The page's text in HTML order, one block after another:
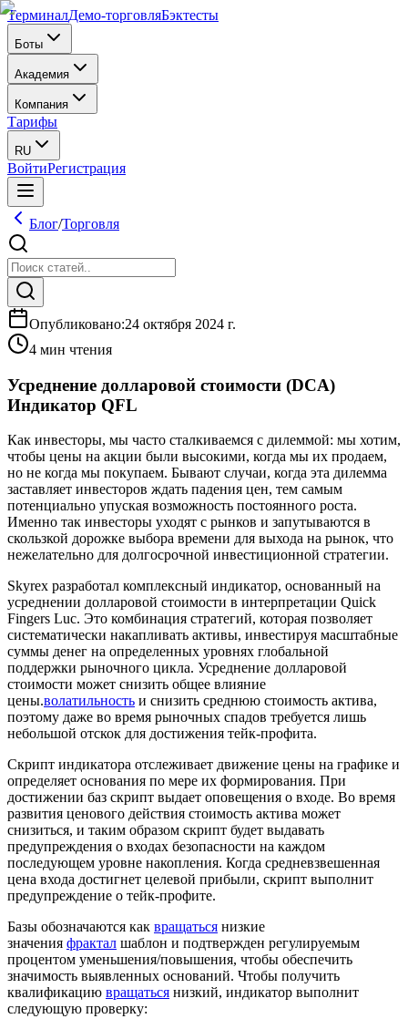
ТерминалДемо-торговляБэктесты
Боты
Академия
Компания
Тарифы
RU
ВойтиРегистрация
Блог/Торговля
Опубликовано:24 октября 2024 г.
4 мин чтения
Усреднение долларовой стоимости (DCA)
Индикатор QFL
Как инвесторы, мы часто сталкиваемся с дилеммой: мы хотим,
чтобы цены на акции были высокими, когда мы их продаем,
но не когда мы покупаем. Бывают случаи, когда эта дилемма
заставляет инвесторов ждать падения цен, тем самым
потенциально упуская возможность постоянного роста.
Именно так инвесторы уходят с рынков и запутываются в
скользкой дорожке выбора времени для выхода на рынок, что
нежелательно для долгосрочной инвестиционной стратегии.
Skyrex разработал комплексный индикатор, основанный на
усреднении долларовой стоимости в интерпретации Quick
Fingers Luc. Это комбинация стратегий, которая позволяет
систематически накапливать активы, инвестируя масштабные
суммы денег на определенных уровнях глобальной
поддержки рыночного цикла. Усреднение долларовой
стоимости может снизить общее влияние
цены.волатильность и снизить среднюю стоимость актива,
поэтому даже во время рыночных спадов требуется лишь
небольшой отскок для достижения тейк-профита.
Скрипт индикатора отслеживает движение цены на графике и
определяет основания по мере их формирования. При
достижении баз скрипт выдает оповещения о входе. Во время
развития ценового действия стоимость актива может
снизиться, и таким образом скрипт будет выдавать
предупреждения о входах безопасности на каждом
последующем уровне накопления. Когда средневзвешенная
цена входа достигнет целевой прибыли, скрипт выполнит
предупреждение о тейк-профите.
Базы обозначаются как вращаться низкие
значения фрактал шаблон и подтвержден регулируемым
процентом уменьшения/повышения, чтобы обеспечить
значимость выявленных оснований. Чтобы получить
квалификацию вращаться низкий, индикатор выполнит
следующую проверку: